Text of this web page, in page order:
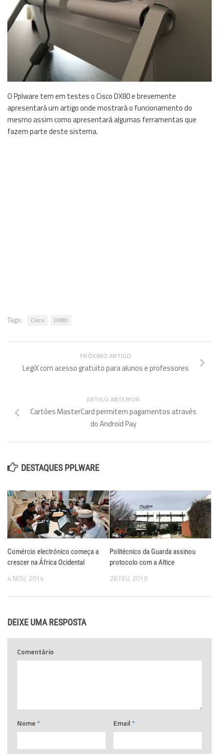
O Pplware tem em testes o Cisco DX80 e brevemente
apresentará um artigo onde mostrará o funcionamento do
mesmo assim como apresentará algumas ferramentas que
fazem parte deste sistema.
Tags: Cisco DX80
PRÓXIMO ARTIGO
LegiX com acesso gratuito para alunos e professores
ARTIGO ANTERIOR
Cartões MasterCard permitem pagamentos através
do Android Pay
DESTAQUES PPLWARE
0
Comércio electrónico começa a
crescer na África Ocidental
4 NOV, 2014
0
Politécnico da Guarda assinou
protocolo com a Altice
28 FEV, 2019
DEIXE UMA RESPOSTA
Comentário
Nome * Email *